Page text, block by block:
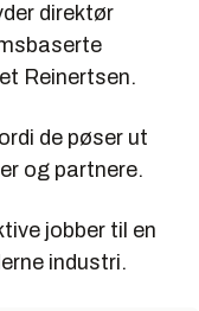
direktør
Reinertsen.
de pøser ut
og partnere.
jobber til en
industri.